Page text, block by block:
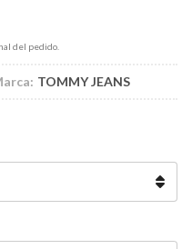
del pedido.
TOMMY JEANS